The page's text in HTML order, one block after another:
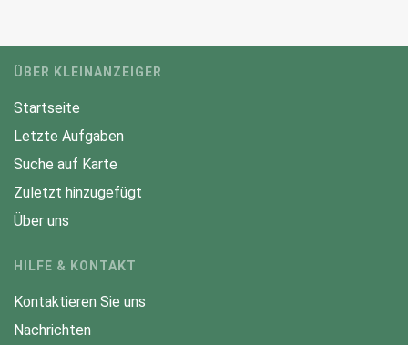
ÜBER KLEINANZEIGER
Startseite
Letzte Aufgaben
Suche auf Karte
Zuletzt hinzugefügt
Über uns
HILFE & KONTAKT
Kontaktieren Sie uns
Nachrichten